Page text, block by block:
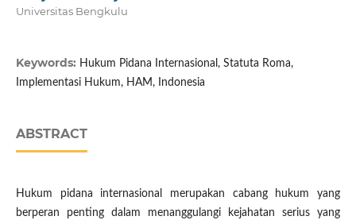
Universitas Bengkulu
Keywords: Hukum Pidana Internasional, Statuta Roma,
Implementasi Hukum, HAM, Indonesia
ABSTRACT
Hukum pidana internasional merupakan cabang hukum yang
berperan penting dalam menanggulangi kejahatan serius yang